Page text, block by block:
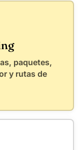
paquetes,
y rutas de